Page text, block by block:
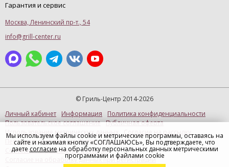
Гарантия и сервис
Москва, Ленинский пр-т., 54
info@grill-center.ru
© Гриль-Центр 2014-2026
Личный кабинет Информация
Политика конфиденциальности
Пользовательское соглашение Публичная оферта
Использование метрических данных
Персональные данные (Купить в 1 клик)
Согласие на рекламную рассылку
Согласие на обработку данных при регистрации
Мы используем файлы cookie и метрические программы, оставаясь на
сайте и нажимая кнопку «СОГЛАШАЮСЬ», Вы подтверждаете, что
даете согласие на обработку персональных данных метрическими
программами и файлами cookie